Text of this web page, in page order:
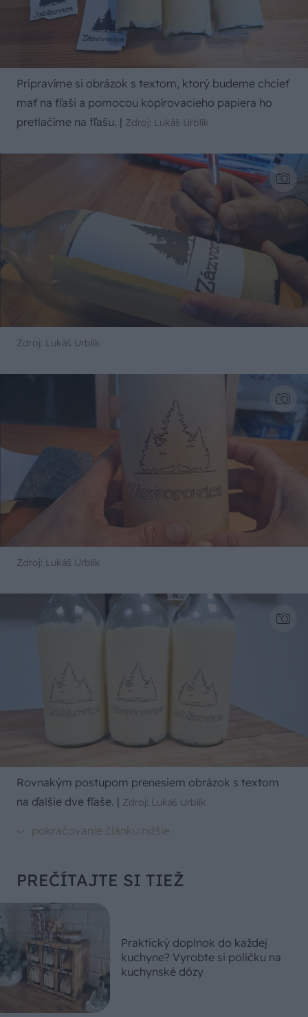
Pripravíme si obrázok s textom, ktorý budeme chcieť
mať na fľaši a pomocou kopírovacieho papiera ho
pretlačíme na fľašu. | Zdroj: Lukáš Urblík
Zdroj: Lukáš Urblík
Zdroj: Lukáš Urblík
Rovnakým postupom prenesiem obrázok s textom
na ďalšie dve fľaše. | Zdroj: Lukáš Urblík
PREČÍTAJTE SI TIEŽ
Praktický doplnok do každej
kuchyne? Vyrobte si poličku na
kuchynské dózy